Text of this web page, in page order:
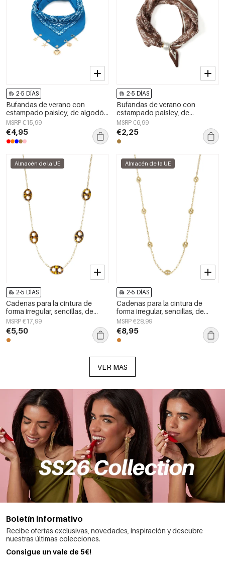
2-5 DÍAS
Bufandas de verano con
estampado paisley, de algodón
clásico, accesorios para el día a
día.
MSRP €15,99
€4,95
2-5 DÍAS
Bufandas de verano con
estampado paisley, de
poliéster, informales, para uso
diario.
MSRP €6,99
€2,25
Almacén de la UE
2-5 DÍAS
Cadenas para la cintura de
forma irregular, sencillas, de
acero inoxidable, accesorios de
uso diario.
MSRP €17,99
€5,50
Almacén de la UE
2-5 DÍAS
Cadenas para la cintura de
forma irregular, sencillas, de
acero inoxidable, accesorios de
uso diario.
MSRP €28,99
€8,95
VER MÁS
Boletín informativo
Recibe ofertas exclusivas, novedades, inspiración y descubre
nuestras últimas colecciones.
Consigue un vale de 5€!